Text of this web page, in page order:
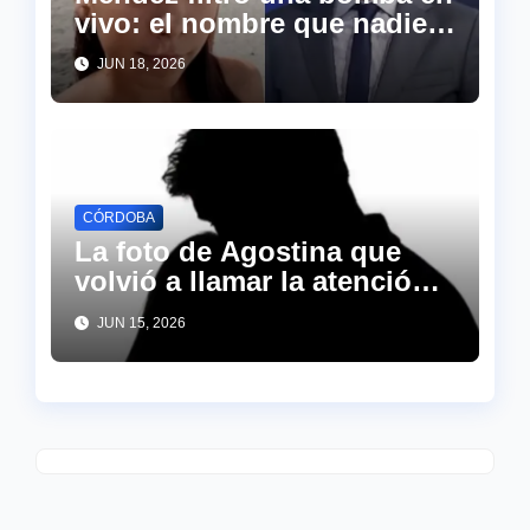
vivo: el nombre que nadie
esperaba apareció en la
causa AGOSTINA
JUN 18, 2026
CÓRDOBA
La foto de Agostina que
volvió a llamar la atención
por un detalle inesperado
JUN 15, 2026